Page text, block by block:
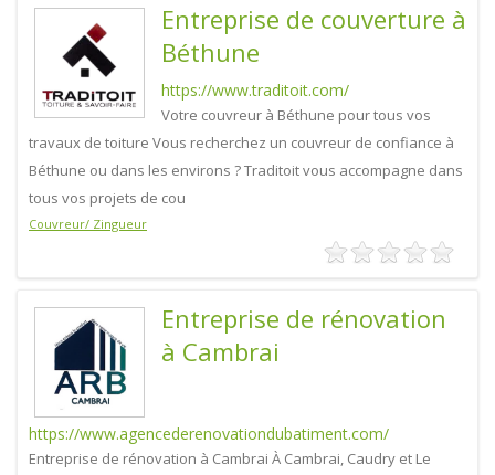
Entreprise de couverture à
Béthune
https://www.traditoit.com/
Votre couvreur à Béthune pour tous vos
travaux de toiture Vous recherchez un couvreur de confiance à
Béthune ou dans les environs ? Traditoit vous accompagne dans
tous vos projets de cou
Couvreur/ Zingueur
Entreprise de rénovation
à Cambrai
https://www.agencederenovationdubatiment.com/
Entreprise de rénovation à Cambrai À Cambrai, Caudry et Le